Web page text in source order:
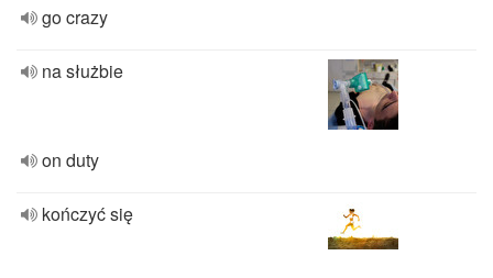
go crazy
na służbie
on duty
kończyć się